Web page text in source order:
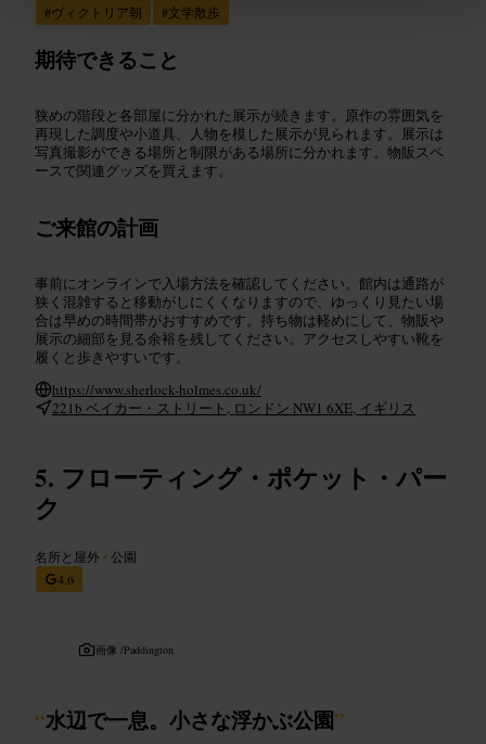
#ヴィクトリア朝 #文学散歩
期待できること
狭めの階段と各部屋に分かれた展示が続きます。原作の雰囲気を
再現した調度や小道具、人物を模した展示が見られます。展示は
写真撮影ができる場所と制限がある場所に分かれます。物販スペ
ースで関連グッズを買えます。
ご来館の計画
事前にオンラインで入場方法を確認してください。館内は通路が
狭く混雑すると移動がしにくくなりますので、ゆっくり見たい場
合は早めの時間帯がおすすめです。持ち物は軽めにして、物販や
展示の細部を見る余裕を残してください。アクセスしやすい靴を
履くと歩きやすいです。
https://www.sherlock-holmes.co.uk/
221b ベイカー・ストリート, ロンドン NW1 6XE, イギリス
フローティング・ポケット・パー
ク
名所と屋外 •公園
4.6
画像 /Paddington
“水辺で一息。小さな浮かぶ公園”